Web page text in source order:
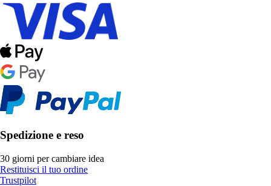
Spedizione e reso
30 giorni per cambiare idea
Restituisci il tuo ordine
Trustpilot